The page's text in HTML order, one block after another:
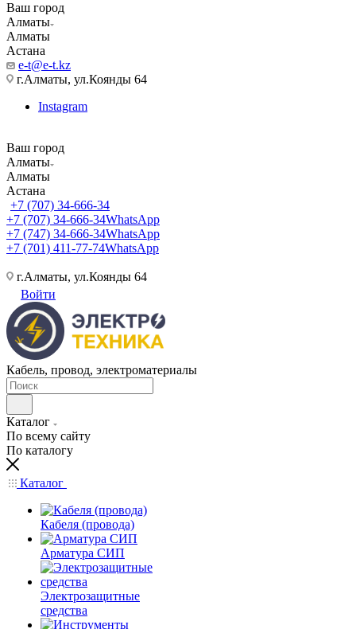
Ваш город
Алматы
Алматы
Астана
e-t@e-t.kz
г.Алматы, ул.Коянды 64
Instagram
Ваш город
Алматы
Алматы
Астана
+7 (707) 34-666-34
+7 (707) 34-666-34WhatsApp
+7 (747) 34-666-34WhatsApp
+7 (701) 411-77-74WhatsApp
г.Алматы, ул.Коянды 64
Войти
Кабель, провод, электроматериалы
Каталог
По всему сайту
По каталогу
Каталог
Кабеля (провода)
Арматура СИП
Электрозащитные
средства